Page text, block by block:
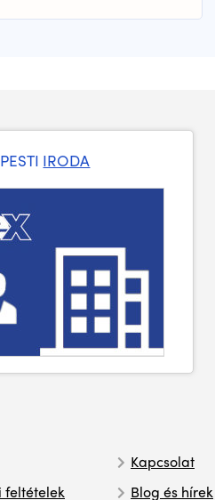
IRODA
feltételek
Kapcsolat
Blog és hírek